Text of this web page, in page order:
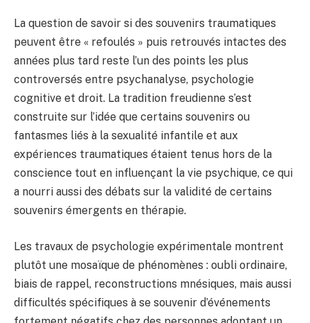
La question de savoir si des souvenirs traumatiques
peuvent être « refoulés » puis retrouvés intactes des
années plus tard reste l’un des points les plus
controversés entre psychanalyse, psychologie
cognitive et droit. La tradition freudienne s’est
construite sur l’idée que certains souvenirs ou
fantasmes liés à la sexualité infantile et aux
expériences traumatiques étaient tenus hors de la
conscience tout en influençant la vie psychique, ce qui
a nourri aussi des débats sur la validité de certains
souvenirs émergents en thérapie.
Les travaux de psychologie expérimentale montrent
plutôt une mosaïque de phénomènes : oubli ordinaire,
biais de rappel, reconstructions mnésiques, mais aussi
difficultés spécifiques à se souvenir d’événements